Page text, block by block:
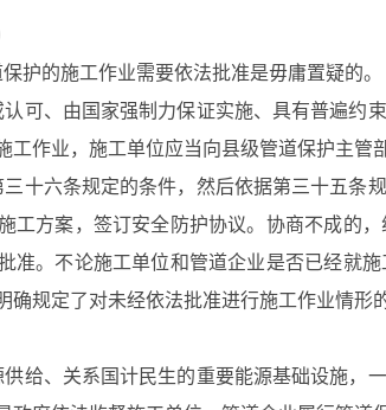
护的施工作业需要依法批准是毋庸置疑的。
可、由国家强制力保证实施、具有普遍约
工作业，施工单位应当向县级管道保护主管
十六条规定的条件，然后依据第三十五条
工方案，签订安全防护协议。协商不成
准。不论施工单位和管道企业是否已经就
确规定了对未经依法批准进行施工作业情
给、关系国计民生的重要能源基础设施，